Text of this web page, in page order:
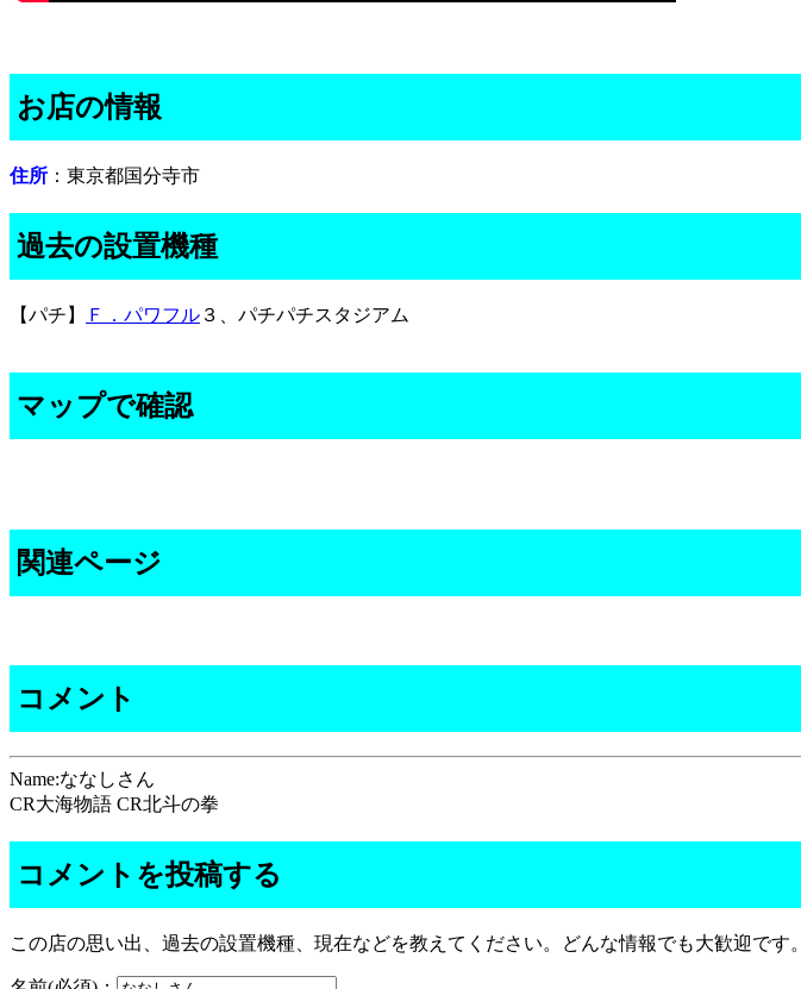
お店の情報
住所 ：東京都国分寺市
過去の設置機種
【パチ】 Ｆ．パワフル ３、パチパチスタジアム
マップで確認
関連ページ
コメント
Name:ななしさん
CR大海物語 CR北斗の拳
コメントを投稿する
この店の思い出、過去の設置機種、現在などを教えてください。どんな情報でも大歓迎です。